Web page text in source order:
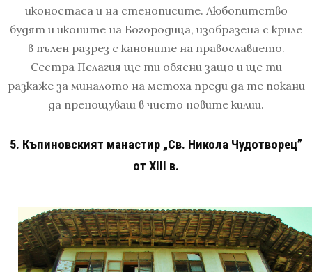
иконостаса и на стенописите. Любопитство
будят и иконите на Богородица, изобразена с криле
в пълен разрез с каноните на православието.
Сестра Пелагия ще ти обясни защо и ще ти
разкаже за миналото на метоха преди да те покани
да пренощуваш в чисто новите килии.
5. Къпиновският манастир „Св. Никола Чудотворец”
от XIII в.